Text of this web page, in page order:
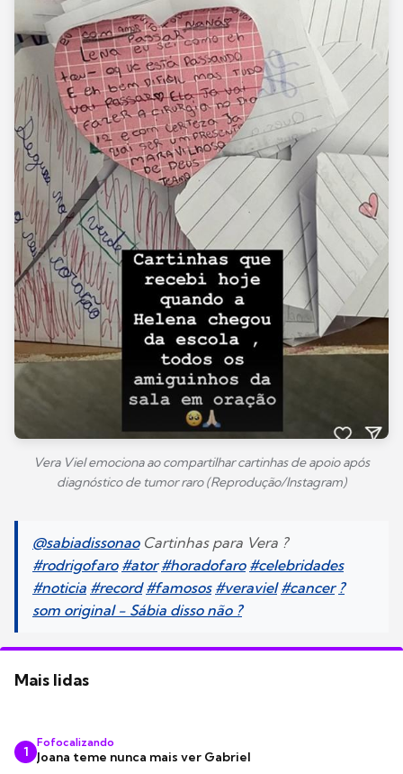
Vera Viel emociona ao compartilhar cartinhas de apoio após
diagnóstico de tumor raro (Reprodução/Instagram)
@sabiadissonaoCartinhas para Vera ?
#rodrigofaro #ator #horadofaro #celebridades
#noticia #record #famosos #veraviel #cancer ?
som original - Sábia disso não ?
Mais lidas
1
Fofocalizando
Joana teme nunca mais ver Gabriel